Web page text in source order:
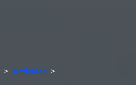
> Artículos >